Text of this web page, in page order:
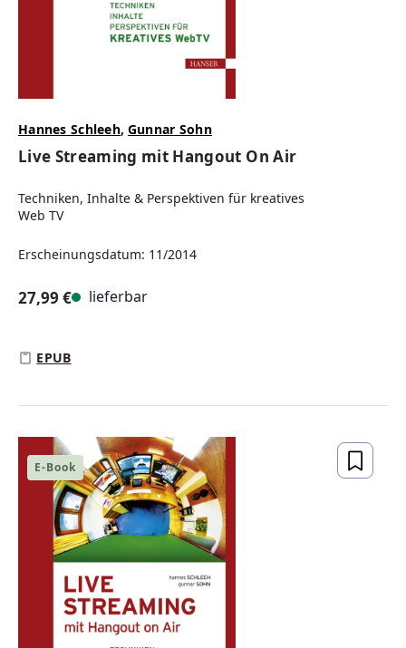
Hannes Schleeh, Gunnar Sohn
Live Streaming mit Hangout On Air
Techniken, Inhalte & Perspektiven für kreatives
Web TV
Erscheinungsdatum: 11/2014
27,99 € lieferbar
EPUB
E-Book